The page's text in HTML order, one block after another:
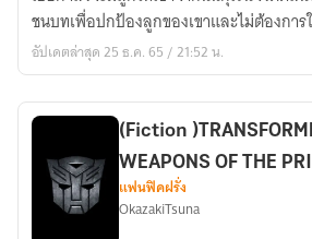
มืด
Owari
no
ทายาท
ชนบทเพื่อปกป้องลูกของเขาและไม่ต้องการ
ขึ้น
อัปเดตล่าสุด 25 ธ.ค. 65 / 21:52 น.
(Fiction
WEAPONS OF THE
แฟนฟิคฝรั่ง
OkazakiTsuna